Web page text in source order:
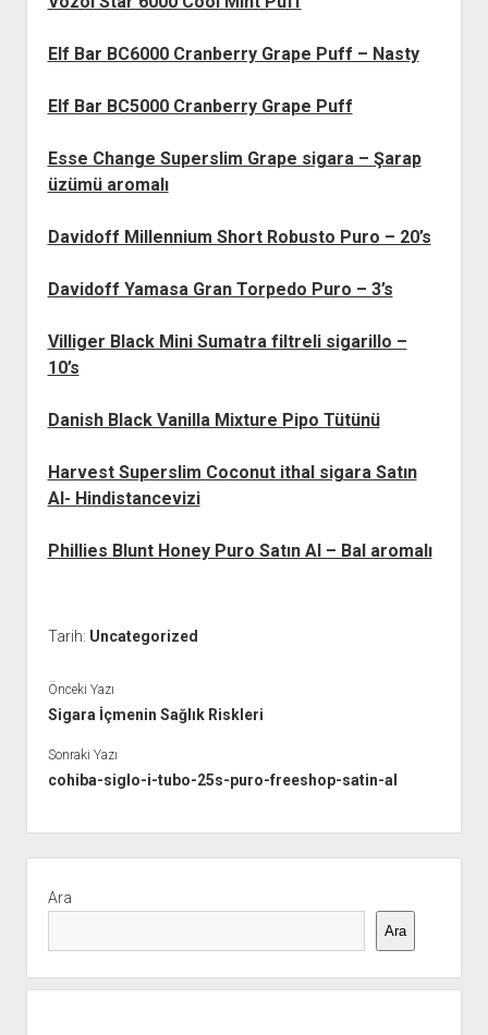
Elf Bar BC6000 Cranberry Grape Puff – Nasty
Elf Bar BC5000 Cranberry Grape Puff
Esse Change Superslim Grape sigara – Şarap
üzümü aromalı
Davidoff Millennium Short Robusto Puro – 20’s
Davidoff Yamasa Gran Torpedo Puro – 3’s
Villiger Black Mini Sumatra filtreli sigarillo –
10’s
Danish Black Vanilla Mixture Pipo Tütünü
Harvest Superslim Coconut ithal sigara Satın
Al- Hindistancevizi
Phillies Blunt Honey Puro Satın Al – Bal aromalı
Tarih: Uncategorized
Önceki Yazı
Sigara İçmenin Sağlık Riskleri
Sonraki Yazı
cohiba-siglo-i-tubo-25s-puro-freeshop-satin-al
Menü
Ara
Ara